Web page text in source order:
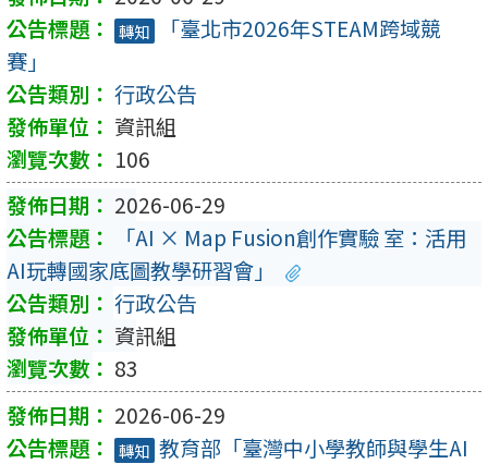
轉知
「臺北市2026年STEAM跨域競
賽」
行政公告
資訊組
106
2026-06-29
「AI × Map Fusion創作實驗 室：活用
AI玩轉國家底圖教學研習會」
行政公告
資訊組
83
2026-06-29
轉知 教育部「臺灣中小學教師與學生AI